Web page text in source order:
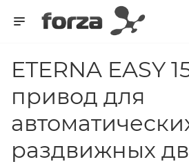
ETERNA EASY
привод для
раздвижных